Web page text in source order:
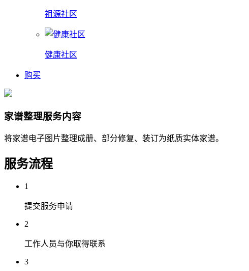
祖源社区
健康社区
购买
家谱整理服务内容
将家谱电子图片整理成册、部分修复、装订为纸质实体家谱。
服务流程
1
提交服务申请
2
工作人员与你取得联系
3